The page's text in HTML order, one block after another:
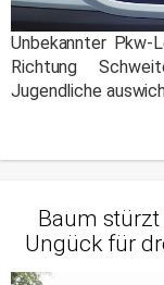
Unbekannter
Richtung
Jugendliche
Baum
Ungück für